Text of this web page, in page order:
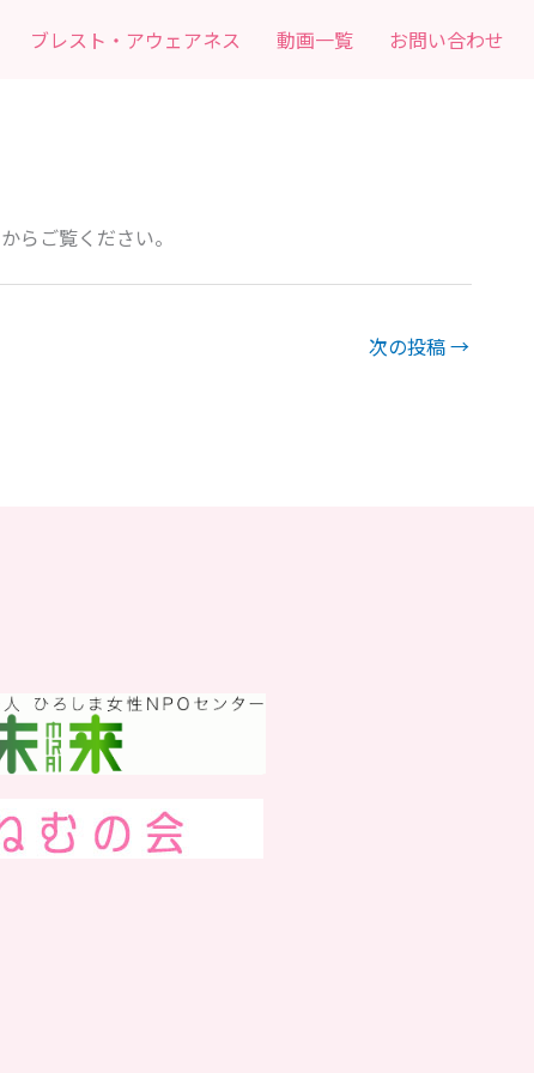
ブレスト・アウェアネス 動画一覧 お問い合わせ
からご覧ください。
次の投稿→